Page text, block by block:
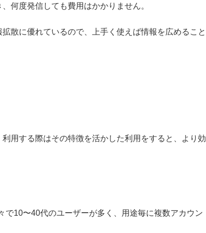
何度発信しても費用はかかりません。
散に優れているので、上手く使えば情報を広めること
用する際はその特徴を活かした利用をすると、より効
で10〜40代のユーザーが多く、用途毎に複数アカウン